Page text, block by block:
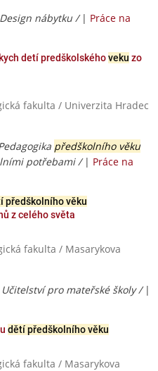
Design nábytku / | Práce na
detí predškolskéhoveku zo
fakulta / Univerzita Hradec
předškolního věku
potřebami / | Práce na
předškolního věku
z celého světa
fakulta / Masarykova
Učitelství pro mateřské školy / |
dětí předškolního věku
fakulta / Masarykova